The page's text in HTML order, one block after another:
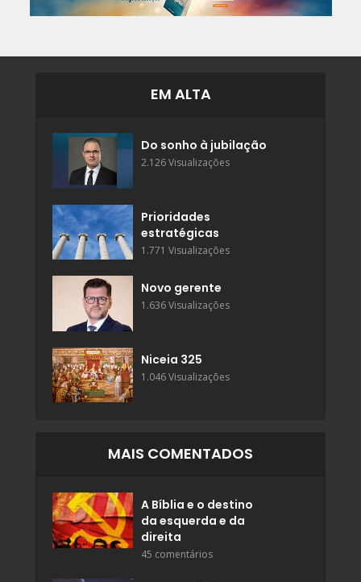
EM ALTA
Do sonho à jubilação
2.126 Visualizações
Prioridades
estratégicas
1.771 Visualizações
Novo gerente
1.636 Visualizações
Niceia 325
1.046 Visualizações
MAIS COMENTADOS
A Bíblia e o destino
da esquerda e da
direita
45 comentários